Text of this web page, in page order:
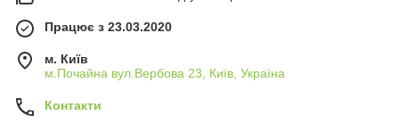
Працює з 23.03.2020
м. Київ
м.Почайна вул.Вербова 23, Київ, Україна
Контакти